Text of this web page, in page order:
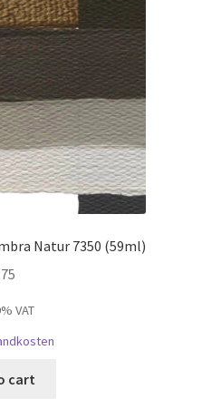
Natur 7350 (59ml)
VAT
cart